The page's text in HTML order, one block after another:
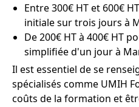
Entre 300€ HT et 600€
initiale sur trois jours à
De 200€ HT à 400€ HT
simplifiée d'un jour à
Il est essentiel de se
spécialisés comme UMIH
coûts de la formation et